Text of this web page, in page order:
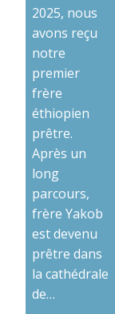
2025, nous
avons reçu
notre
premier
frère
éthiopien
prêtre.
Après un
long
parcours,
frère Yakob
est devenu
prêtre dans
la cathédrale
de…